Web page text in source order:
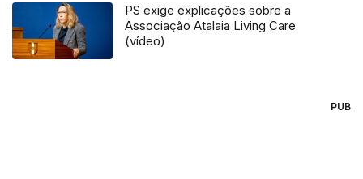
PS exige explicações sobre a
Associação Atalaia Living Care
(vídeo)
PUB